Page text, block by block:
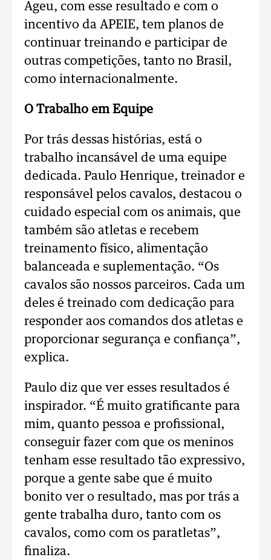
Ageu, com esse resultado e com o
incentivo da APEIE, tem planos de
continuar treinando e participar de
outras competições, tanto no Brasil,
como internacionalmente.
O Trabalho em Equipe
Por trás dessas histórias, está o
trabalho incansável de uma equipe
dedicada. Paulo Henrique, treinador e
responsável pelos cavalos, destacou o
cuidado especial com os animais, que
também são atletas e recebem
treinamento físico, alimentação
balanceada e suplementação. “Os
cavalos são nossos parceiros. Cada um
deles é treinado com dedicação para
responder aos comandos dos atletas e
proporcionar segurança e confiança”,
explica.
Paulo diz que ver esses resultados é
inspirador. “É muito gratificante para
mim, quanto pessoa e profissional,
conseguir fazer com que os meninos
tenham esse resultado tão expressivo,
porque a gente sabe que é muito
bonito ver o resultado, mas por trás a
gente trabalha duro, tanto com os
cavalos, como com os paratletas”,
finaliza.